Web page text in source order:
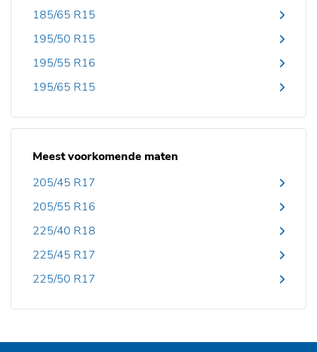
185/65 R15
195/50 R15
195/55 R16
195/65 R15
Meest voorkomende maten
205/45 R17
205/55 R16
225/40 R18
225/45 R17
225/50 R17